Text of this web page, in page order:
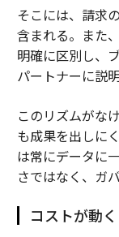
そこには、請求
含まれる。また
明確に区別し、
パートナーに説
このリズムがな
も成果を出しに
は常にデータに
さではなく、ガ
コストが動